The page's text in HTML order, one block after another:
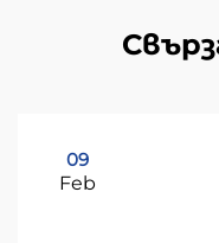
09
Feb